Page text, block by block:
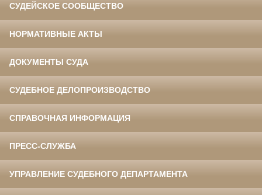
СУДЕЙСКОЕ СООБЩЕСТВО
НОРМАТИВНЫЕ АКТЫ
ДОКУМЕНТЫ СУДА
СУДЕБНОЕ ДЕЛОПРОИЗВОДСТВО
СПРАВОЧНАЯ ИНФОРМАЦИЯ
ПРЕСС-СЛУЖБА
УПРАВЛЕНИЕ СУДЕБНОГО ДЕПАРТАМЕНТА